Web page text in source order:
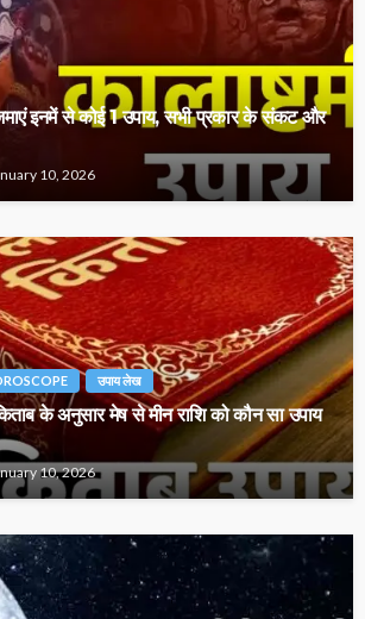
इनमें से कोई 1 उपाय, सभी प्रकार के संकट और
10, 2026
उपाय लेख
के अनुसार मेष से मीन राशि को कौन सा उपाय
10, 2026